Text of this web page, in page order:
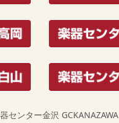
センター金沢 GCKANAZAWA